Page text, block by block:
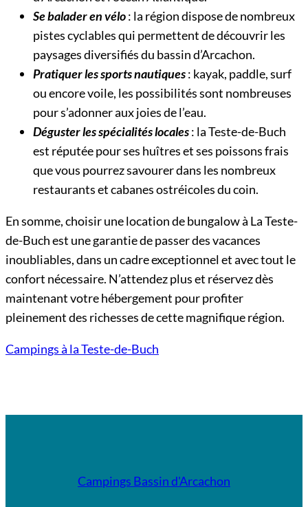
Se balader en vélo: la région dispose de nombreux
pistes cyclables qui permettent de découvrir les
paysages diversifiés du bassin d’Arcachon.
Pratiquer les sports nautiques: kayak, paddle, surf
ou encore voile, les possibilités sont nombreuses
pour s’adonner aux joies de l’eau.
Déguster les spécialités locales: la Teste-de-Buch
est réputée pour ses huîtres et ses poissons frais
que vous pourrez savourer dans les nombreux
restaurants et cabanes ostréicoles du coin.
En somme, choisir une location de bungalow à La Teste-
de-Buch est une garantie de passer des vacances
inoubliables, dans un cadre exceptionnel et avec tout le
confort nécessaire. N’attendez plus et réservez dès
maintenant votre hébergement pour profiter
pleinement des richesses de cette magnifique région.
Campings à la Teste-de-Buch
Campings Bassin d'Arcachon